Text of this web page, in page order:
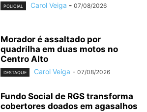
POLICIAL Carol Veiga - 07/08/2026
Morador é assaltado por
quadrilha em duas motos no
Centro Alto
DESTAQUE Carol Veiga - 07/08/2026
Fundo Social de RGS transforma
cobertores doados em agasalhos